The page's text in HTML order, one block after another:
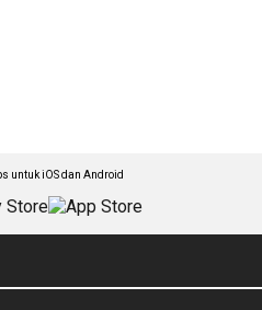
untuk iOS dan Android